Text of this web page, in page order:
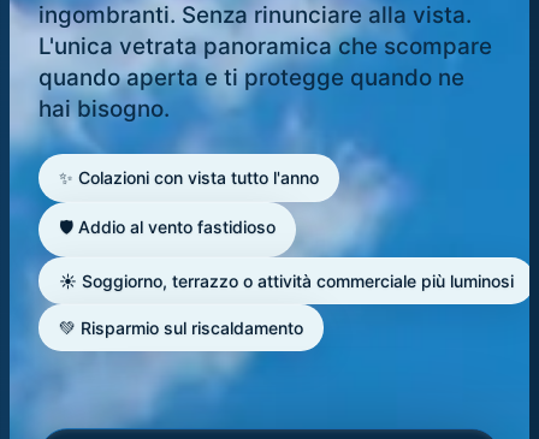
ingombranti. Senza rinunciare alla vista.
L'unica vetrata panoramica che scompare
quando aperta e ti protegge quando ne
hai bisogno.
✨ Colazioni con vista tutto l'anno
🛡️ Addio al vento fastidioso
☀️ Soggiorno, terrazzo o attività commerciale più luminosi
💚 Risparmio sul riscaldamento